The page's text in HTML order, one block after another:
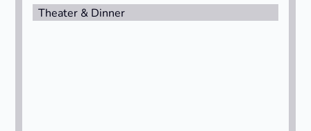
Theater & Dinner